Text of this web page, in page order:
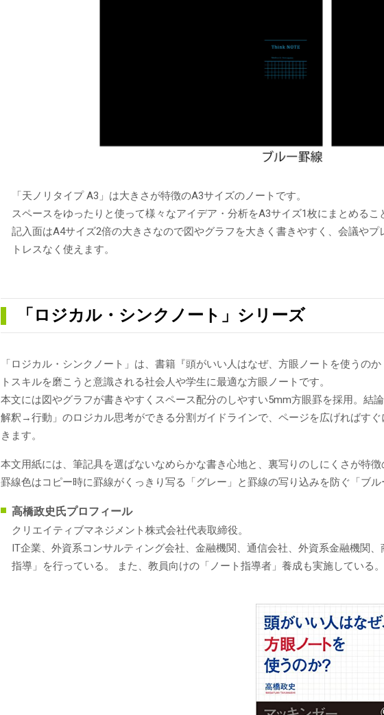
「天ノリタイプ A3」は大きさが特徴のA3サイズのノートです。
スペースをゆったりと使って様々なアイデア・分析をA3サイズ1枚にまとめるこ
記入面はA4サイズ2倍の大きさなので図やグラフを大きく書きやすく、会議や
トレスなく使えます。
「ロジカル・シンクノート」シリーズ
「ロジカル・シンクノート」は、書籍『頭がいい人はなぜ、方眼ノートを使うの
トスキルを磨こうと意識される社会人や学生に最適な方眼ノートです。
本文には図やグラフが書きやすくスペース配分のしやすい5mm方眼罫を採用。
解釈→行動」のロジカル思考ができる分割ガイドラインで、ページを広げればす
きます。
本文用紙には、筆記具を選ばないなめらかな書き心地と、裏写りのしにくさが特
罫線色はコピー時に罫線がくっきり写る「グレー」と罫線の写り込みを防ぐ「ブ
高橋政史氏プロフィール
クリエイティブマネジメント株式会社代表取締役。
IT企業、外資系コンサルティング会社、金融機関、通信会社、外資系金融機関
指導」を行っている。 また、教員向けの「ノート指導者」養成も実施している。